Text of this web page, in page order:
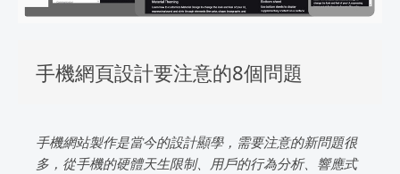
手機網頁設計要注意的8個問題
手機網站製作是當今的設計顯學，需要注意的新問題很
多，從手機的硬體天生限制、用戶的行為分析、響應式